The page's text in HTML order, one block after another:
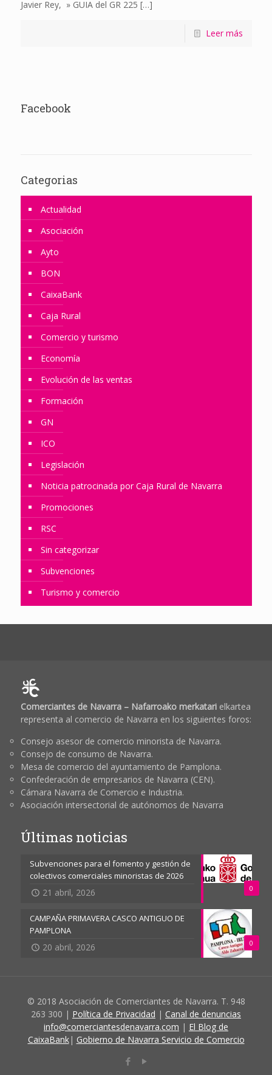
Javier Rey, » GUIA del GR 225 […]
Leer más
Facebook
Categorias
Actualidad
Asociación
Ayto
BON
CaixaBank
Caja Rural
Comercio y turismo
Economía
Evolución de las ventas
Formación
GN
ICO
Legislación
Noticia patrocinada por Caja Rural de Navarra
Promociones
RSC
Sin categorizar
Subvenciones
Turismo y comercio
Comerciantes de Navarra – Nafarroako merkatarielkartea
representa al comercio de Navarra en los siguientes foros:
Consejo asesor de comercio minorista de Navarra.
Consejo de consumo de Navarra.
Mesa de comercio del ayuntamiento de Pamplona.
Confederación de empresarios de Navarra (CEN).
Cámara Navarra de Comercio e Industria.
Asociación intersectorial de autónomos de Navarra
Últimas noticias
0
Subvenciones para el fomento y gestión de
colectivos comerciales minoristas de 2026
21 abril, 2026
0
CAMPAÑA PRIMAVERA CASCO ANTIGUO DE
PAMPLONA
20 abril, 2026
© 2018 Asociación de Comerciantes de Navarra. T. 948
263 300 | Política de Privacidad | Canal de denuncias
info@comerciantesdenavarra.com | El Blog de
CaixaBank| Gobierno de Navarra Servicio de Comercio